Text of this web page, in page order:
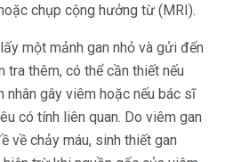
chụp cộng hưởng từ (MRI).
một mảnh gan nhỏ và gửi đến
tra thêm, có thể cần thiết nếu
nhân gây viêm hoặc nếu bác sĩ
có tính liên quan. Do viêm gan
về chảy máu, sinh thiết gan